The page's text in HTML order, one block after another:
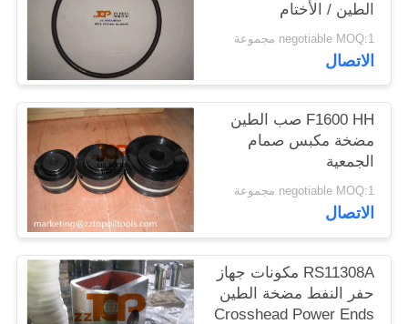
الطين / الأختام
negotiable MOQ:1 مجموعة
الاتصال
F1600 HH صب الطين
مضخة مكبس صمام
الجمعية
negotiable MOQ:1 مجموعة
الاتصال
RS11308A مكونات جهاز
حفر النفط مضخة الطين
Crosshead Power Ends